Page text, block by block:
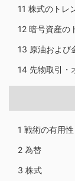
11 株式のトレ
12 暗号資産の
13 原油および
14 先物取引・
1 戦術の有用性
2 為替
3 株式